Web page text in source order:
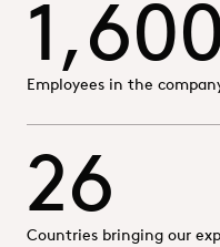
Employees in the
26
Countries bringing our